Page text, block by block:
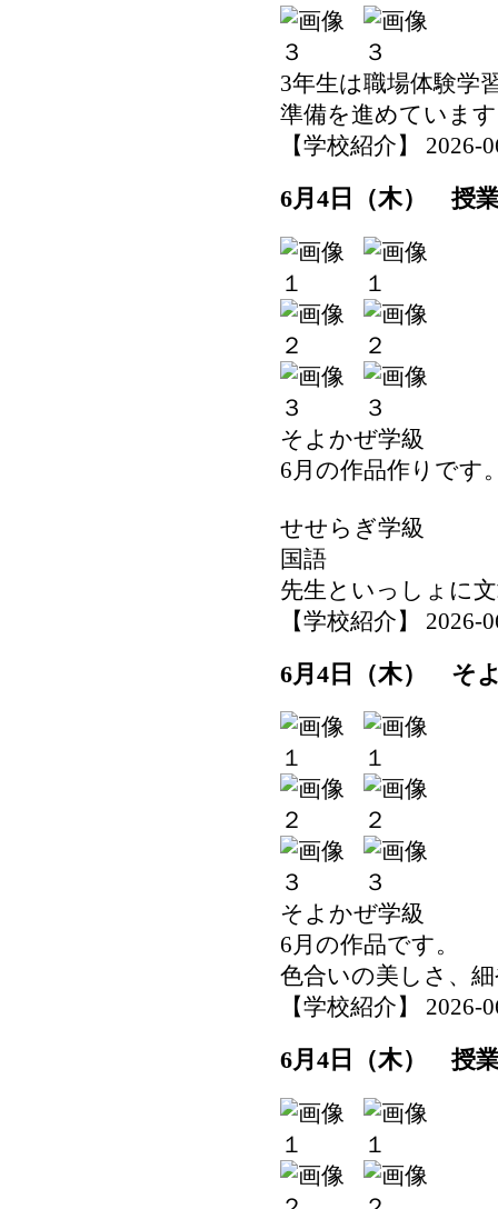
3年生は職場体験学
準備を進めていま
【学校紹介】 2026-
6月4日（木） 授
そよかぜ学級
6月の作品作りです
せせらぎ学級
国語
先生といっしょに
【学校紹介】 2026-
6月4日（木） そ
そよかぜ学級
6月の作品です。
色合いの美しさ、
【学校紹介】 2026-
6月4日（木） 授